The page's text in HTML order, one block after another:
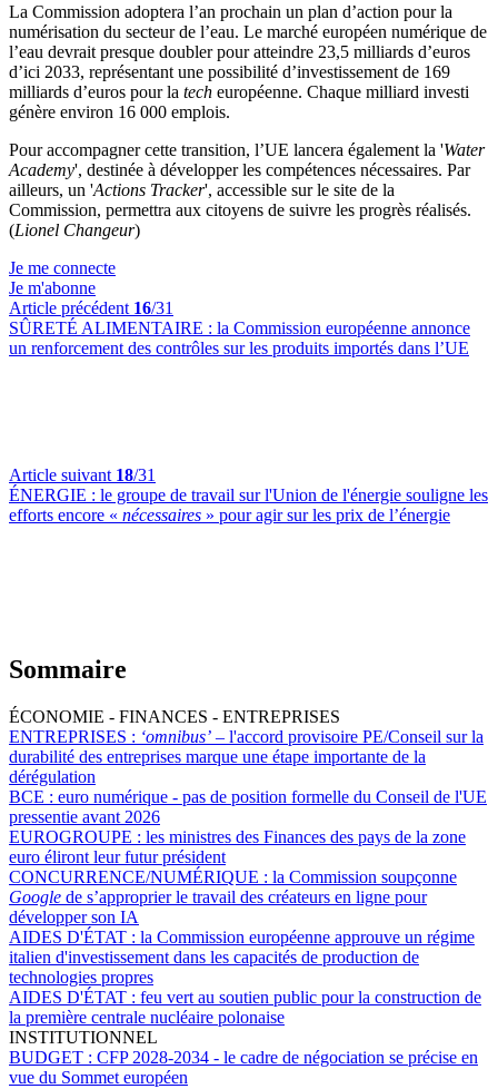
La Commission adoptera l’an prochain un plan d’action pour la
numérisation du secteur de l’eau. Le marché européen numérique de
l’eau devrait presque doubler pour atteindre 23,5 milliards d’euros
d’ici 2033, représentant une possibilité d’investissement de 169
milliards d’euros pour la tech européenne. Chaque milliard investi
génère environ 16 000 emplois.
Pour accompagner cette transition, l’UE lancera également la 'Water
Academy', destinée à développer les compétences nécessaires. Par
ailleurs, un 'Actions Tracker', accessible sur le site de la
Commission, permettra aux citoyens de suivre les progrès réalisés.
(Lionel Changeur)
Je me connecte
Je m'abonne
Article précédent 16/31
SÛRETÉ ALIMENTAIRE : la Commission européenne annonce
un renforcement des contrôles sur les produits importés dans l’UE
Article suivant 18/31
ÉNERGIE : le groupe de travail sur l'Union de l'énergie souligne les
efforts encore « nécessaires » pour agir sur les prix de l’énergie
Sommaire
ÉCONOMIE - FINANCES - ENTREPRISES
ENTREPRISES : ‘omnibus’ – l'accord provisoire PE/Conseil sur la
durabilité des entreprises marque une étape importante de la
dérégulation
BCE : euro numérique - pas de position formelle du Conseil de l'UE
pressentie avant 2026
EUROGROUPE : les ministres des Finances des pays de la zone
euro éliront leur futur président
CONCURRENCE/NUMÉRIQUE : la Commission soupçonne
Google de s’approprier le travail des créateurs en ligne pour
développer son IA
AIDES D'ÉTAT : la Commission européenne approuve un régime
italien d'investissement dans les capacités de production de
technologies propres
AIDES D'ÉTAT : feu vert au soutien public pour la construction de
la première centrale nucléaire polonaise
INSTITUTIONNEL
BUDGET : CFP 2028-2034 - le cadre de négociation se précise en
vue du Sommet européen